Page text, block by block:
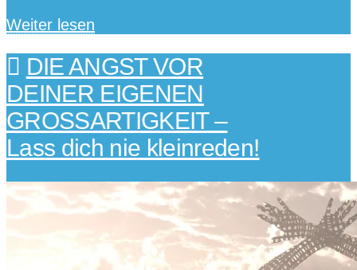
Weiter lesen
DIE ANGST VOR
DEINER EIGENEN
GROSSARTIGKEIT –
Lass dich nie kleinreden!